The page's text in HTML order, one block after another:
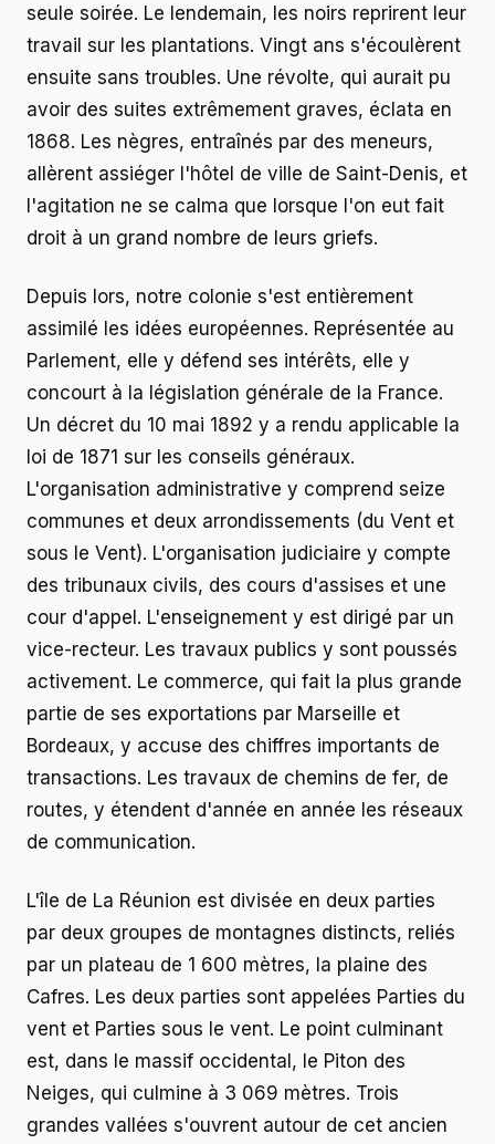
seule soirée. Le lendemain, les noirs reprirent leur
travail sur les plantations. Vingt ans s'écoulèrent
ensuite sans troubles. Une révolte, qui aurait pu
avoir des suites extrêmement graves, éclata en
1868. Les nègres, entraînés par des meneurs,
allèrent assiéger l'hôtel de ville de Saint-Denis, et
l'agitation ne se calma que lorsque l'on eut fait
droit à un grand nombre de leurs griefs.
Depuis lors, notre colonie s'est entièrement
assimilé les idées européennes. Représentée au
Parlement, elle y défend ses intérêts, elle y
concourt à la législation générale de la France.
Un décret du 10 mai 1892 y a rendu applicable la
loi de 1871 sur les conseils généraux.
L'organisation administrative y comprend seize
communes et deux arrondissements (du Vent et
sous le Vent). L'organisation judiciaire y compte
des tribunaux civils, des cours d'assises et une
cour d'appel. L'enseignement y est dirigé par un
vice-recteur. Les travaux publics y sont poussés
activement. Le commerce, qui fait la plus grande
partie de ses exportations par Marseille et
Bordeaux, y accuse des chiffres importants de
transactions. Les travaux de chemins de fer, de
routes, y étendent d'année en année les réseaux
de communication.
L'île de La Réunion est divisée en deux parties
par deux groupes de montagnes distincts, reliés
par un plateau de 1 600 mètres, la plaine des
Cafres. Les deux parties sont appelées Parties du
vent et Parties sous le vent. Le point culminant
est, dans le massif occidental, le Piton des
Neiges, qui culmine à 3 069 mètres. Trois
grandes vallées s'ouvrent autour de cet ancien